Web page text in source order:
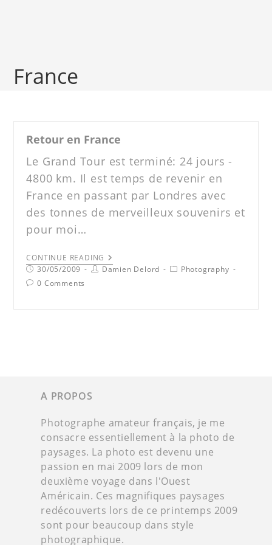
France
Retour en France
Le Grand Tour est terminé: 24 jours -
4800 km. Il est temps de revenir en
France en passant par Londres avec
des tonnes de merveilleux souvenirs et
pour moi…
CONTINUE READING
30/05/2009
Damien Delord
Photography
0 Comments
A PROPOS
Photographe amateur français, je me
consacre essentiellement à la photo de
paysages. La photo est devenu une
passion en mai 2009 lors de mon
deuxième voyage dans l'Ouest
Américain. Ces magnifiques paysages
redécouverts lors de ce printemps 2009
sont pour beaucoup dans style
photographique.